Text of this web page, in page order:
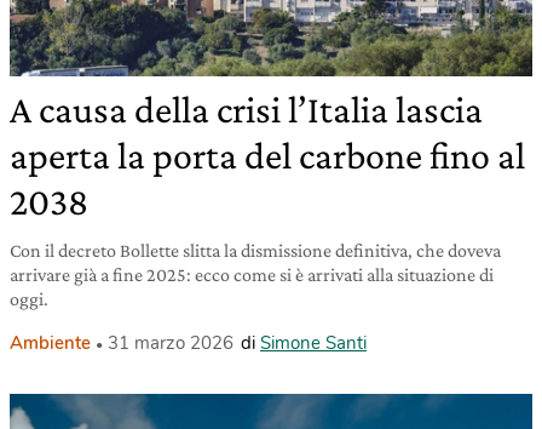
A causa della crisi l’Italia lascia
aperta la porta del carbone fino al
2038
Con il decreto Bollette slitta la dismissione definitiva, che doveva
arrivare già a fine 2025: ecco come si è arrivati alla situazione di
oggi.
Ambiente 31 marzo 2026 di Simone Santi